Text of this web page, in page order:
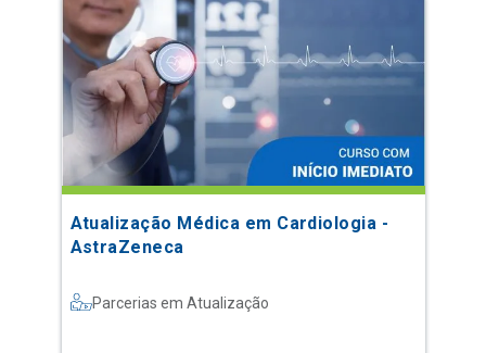
Atualização Médica em Cardiologia -
AstraZeneca
Parcerias em Atualização